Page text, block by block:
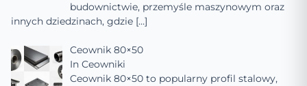
budownictwie, przemyśle maszynowym oraz
innych dziedzinach, gdzie […]
Ceownik 80×50
In Ceowniki
Ceownik 80×50 to popularny profil stalowy,